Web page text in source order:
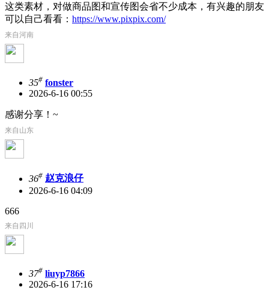
这类素材，对做商品图和宣传图会省不少成本，有兴趣的朋友
可以自己看看： https://www.pixpix.com/
来自河南
35# fonster
2026-6-16 00:55
感谢分享！~
来自山东
36# 赵克浪仔
2026-6-16 04:09
666
来自四川
37# liuyp7866
2026-6-16 17:16